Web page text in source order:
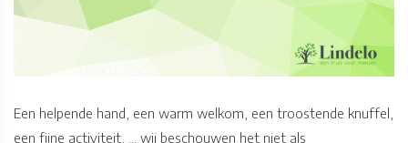
Een helpende hand, een warm welkom, een troostende knuffel,
een fijne activiteit, ... wij beschouwen het niet als